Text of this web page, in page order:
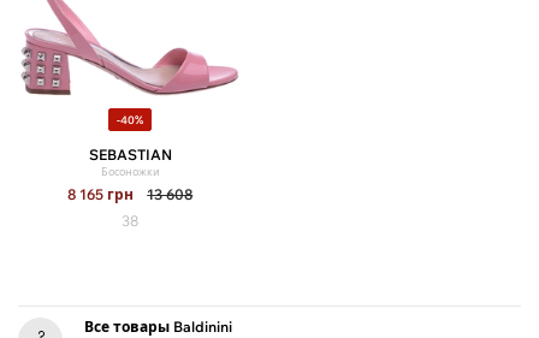
-40%
SEBASTIAN
Босоножки
8 165 грн
13 608
38
Все товары Baldinini